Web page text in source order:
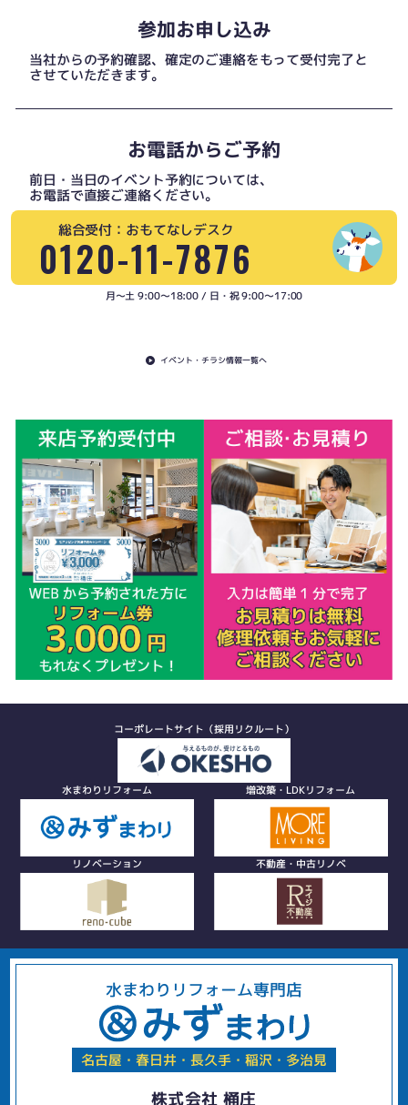
参加お申し込み
当社からの予約確認、確定のご連絡をもって受付完了と
させていただきます。
お電話からご予約
前日・当日のイベント予約については、
お電話で直接ご連絡ください。
総合受付：おもてなしデスク
0120-11-7876
月〜土 9:00〜18:00 / 日・祝 9:00〜17:00
イベント・チラシ情報一覧へ
コーポレートサイト（採用リクルート）
水まわりリフォーム 増改築・LDKリフォーム
リノベーション 不動産・中古リノベ
水まわりリフォーム専門店
名古屋・春日井・長久手・稲沢・多治見
株式会社 桶庄